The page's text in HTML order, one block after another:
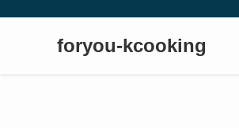
foryou-kcooking